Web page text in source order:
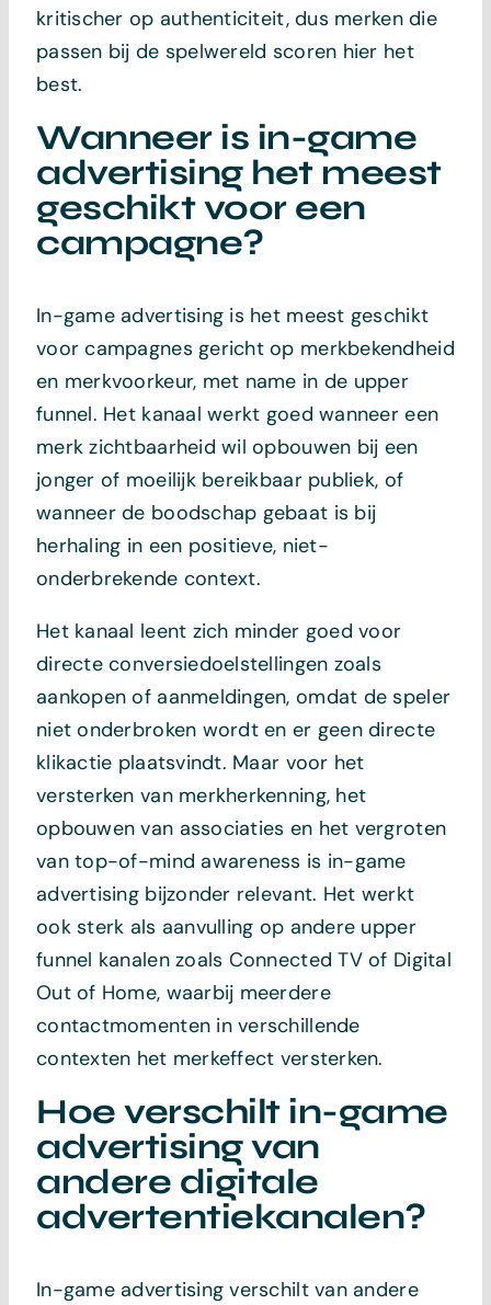
kritischer op authenticiteit, dus merken die
passen bij de spelwereld scoren hier het
best.
Wanneer is in-game
advertising het meest
geschikt voor een
campagne?
In-game advertising is het meest geschikt
voor campagnes gericht op merkbekendheid
en merkvoorkeur, met name in de upper
funnel. Het kanaal werkt goed wanneer een
merk zichtbaarheid wil opbouwen bij een
jonger of moeilijk bereikbaar publiek, of
wanneer de boodschap gebaat is bij
herhaling in een positieve, niet-
onderbrekende context.
Het kanaal leent zich minder goed voor
directe conversiedoelstellingen zoals
aankopen of aanmeldingen, omdat de speler
niet onderbroken wordt en er geen directe
klikactie plaatsvindt. Maar voor het
versterken van merkherkenning, het
opbouwen van associaties en het vergroten
van top-of-mind awareness is in-game
advertising bijzonder relevant. Het werkt
ook sterk als aanvulling op andere upper
funnel kanalen zoals Connected TV of Digital
Out of Home, waarbij meerdere
contactmomenten in verschillende
contexten het merkeffect versterken.
Hoe verschilt in-game
advertising van
andere digitale
advertentiekanalen?
In-game advertising verschilt van andere